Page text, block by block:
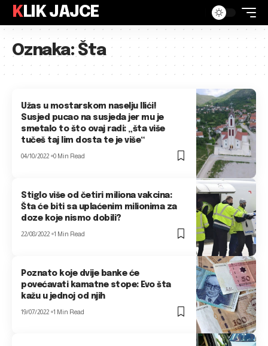
KLIK JAJCE
Oznaka:Šta
Užas u mostarskom naselju Ilići!
Susjed pucao na susjeda jer mu je
smetalo to što ovaj radi: „šta više
tučeš taj lim dosta te je više“
04/10/2022 0 Min Read
Stiglo više od četiri miliona vakcina:
Šta će biti sa uplaćenim milionima za
doze koje nismo dobili?
22/08/2022 1 Min Read
Poznato koje dvije banke će
povećavati kamatne stope: Evo šta
kažu u jednoj od njih
19/07/2022 1 Min Read